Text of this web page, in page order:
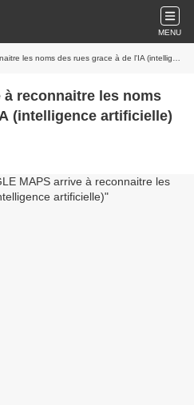
MENU
noms des rues grace à de l'IA (intelligence artificielle)
à reconnaitre les noms
(intelligence artificielle)